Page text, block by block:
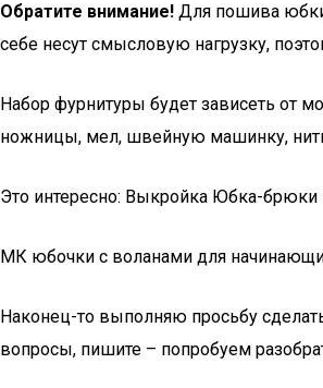
Обратите внимание! Для пошива юбки
себе несут смысловую нагрузку,
Набор фурнитуры будет зависеть от
ножницы, мел, швейную машинку,
Это интересно: Выкройка Юбка-
МК юбочки с воланами для
Наконец-то выполняю просьбу
вопросы, пишите – попробуем